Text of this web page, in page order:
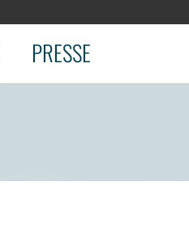
PRESSE